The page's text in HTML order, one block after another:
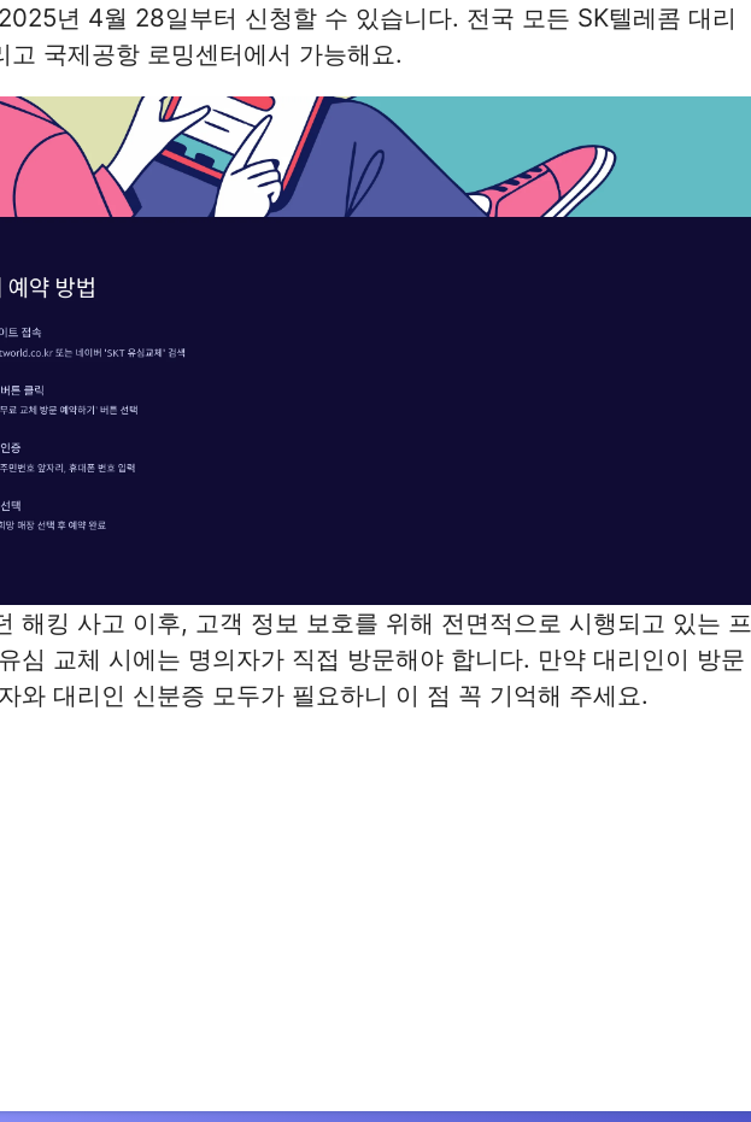
년 4월 28일부터 신청할 수 있습니다. 전국 모든 SK텔레콤 대리
고 국제공항 로밍센터에서 가능해요.
해킹 사고 이후, 고객 정보 보호를 위해 전면적으로 시행되고 있는 프
심 교체 시에는 명의자가 직접 방문해야 합니다. 만약 대리인이 방문
와 대리인 신분증 모두가 필요하니 이 점 꼭 기억해 주세요.